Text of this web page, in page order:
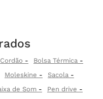
Cordão
Bolsa Térmica
Moleskine
Sacola
de Som
Pen drive